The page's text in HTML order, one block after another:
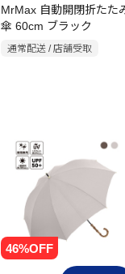
MrMax 自動開閉折たた
傘 60cm ブラック
通常配送 / 店舗受取